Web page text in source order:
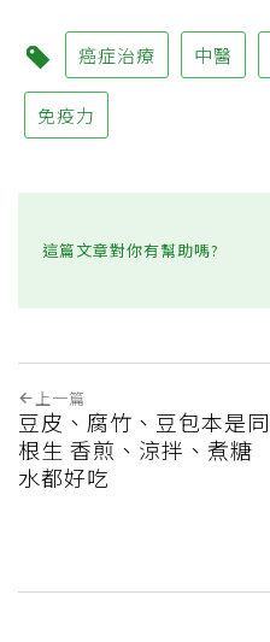
癌症治療 中醫
免疫力
這篇文章對你有幫助嗎?
上一篇
豆皮、腐竹、豆包本是同
根生 香煎、涼拌、煮糖
水都好吃